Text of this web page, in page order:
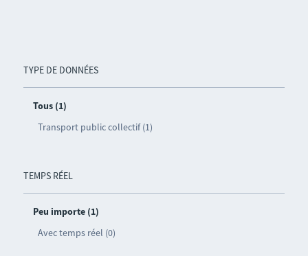
TYPE DE DONNÉES
Tous (1)
Transport public collectif (1)
TEMPS RÉEL
Peu importe (1)
Avec temps réel (0)